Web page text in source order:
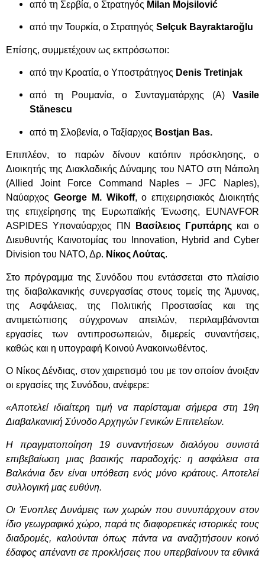
από τη Σερβία, ο Στρατηγός Milan Mojsilović
από την Τουρκία, ο Στρατηγός Sel çuk Bayraktaroğ lu
Επίσης, συμμετέχουν ως εκπρόσωποι:
από την Κροατία, ο Υποστράτηγος Denis Tretinjak
από τη Ρουμανία, ο Συνταγματάρχης (A)Vasile
Stănescu
από τη Σλοβενία, ο Ταξίαρχος Bostjan Bas.
Επιπλέον, το παρών δίνουν κατόπιν πρόσκλησης, ο
Διοικητής της Διακλαδικής Δύναμης του ΝΑΤΟ στη Νάπολη
(Allied Joint Force Command Naples – JFC Naples),
Ναύαρχος George M. Wikoff, ο επιχειρησιακός Διοικητής
της επιχείρησης της Ευρωπαϊκής Ένωσης, EUNAVFOR
ASPIDES Υποναύαρχος ΠΝ
Βασίλειος Γρυπάρης και ο
Διευθυντής Καινοτομίας του Innovation, Hybrid and Cyber
Division του ΝΑΤΟ, Δρ. Νίκος Λούτας.
Στο πρόγραμμα της Συνόδου που εντάσσεται στο πλαίσιο
της διαβαλκανικής συνεργασίας στους τομείς της Άμυνας,
της Ασφάλειας, της Πολιτικής Προστασίας και της
αντιμετώπισης σύγχρονων απειλών, περιλαμβάνονται
εργασίες των αντιπροσωπειών, διμερείς συναντήσεις,
καθώς και η υπογραφή Κοινού Ανακοινωθέντος.
Ο Νίκος Δένδιας, στον χαιρετισμό του με τον οποίον άνοιξαν
οι εργασίες της Συνόδου, ανέφερε:
«Αποτελεί ιδιαίτερη τιμή να παρίσταμαι σήμερα στη 19η
Διαβαλκανική Σύνοδο Αρχηγών Γενικών Επιτελείων.
Η πραγματοποίηση 19 συναντήσεων διαλόγου συνιστά
επιβεβαίωση μιας βασικής παραδοχής: η ασφάλεια στα
Βαλκάνια δεν είναι υπόθεση ενός μόνο κράτους. Αποτελεί
συλλογική μας ευθύνη.
Οι Ένοπλες Δυνάμεις των χωρών που συνυπάρχουν στον
ίδιο γεωγραφικό χώρο, παρά τις διαφορετικές ιστορικές τους
διαδρομές, καλούνται όπως πάντα να αναζητήσουν κοινό
έδαφος απέναντι σε προκλήσεις που υπερβαίνουν τα εθνικά